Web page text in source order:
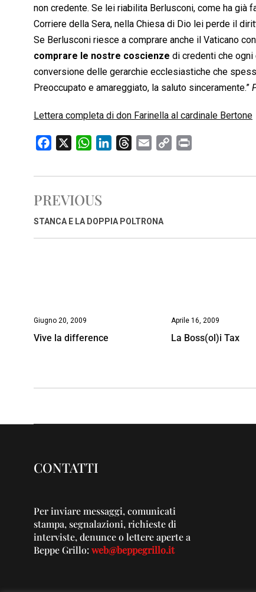
non credente. Se lei riabilita Berlusconi, come ha già
Corriere della Sera, nella Chiesa di Dio lei perde il
Se Berlusconi riesce a comprare anche il Vaticano
comprare le nostre coscienze di credenti che ogni
conversione delle gerarchie ecclesiastiche che
Preoccupato e amareggiato, la saluto sinceramente.”
Lettera completa di don Farinella al cardinale Bertone
c
b
o
W
a
s
A
n
d
r
d
a
p
i
PREVIOUS
STANCA E LA DOPPIA POLTRONA
Giugno 20, 2009
Vive la difference
Aprile 16, 2009
La Boss(ol)i Tax
CONTATTI
Per inviare messaggi, comunicati
stampa, segnalazioni, richieste di
interviste, denunce o lettere aperte a
Beppe Grillo:web@beppegrillo.it